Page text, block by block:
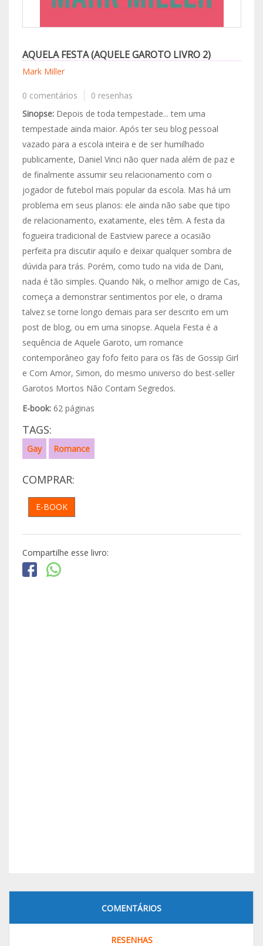
AQUELA FESTA (AQUELE GAROTO LIVRO 2)
Mark Miller
0 comentários
0 resenhas
Sinopse:Depois de toda tempestade... tem uma
tempestade ainda maior. Após ter seu blog pessoal
vazado para a escola inteira e de ser humilhado
publicamente, Daniel Vinci não quer nada além de paz e
de finalmente assumir seu relacionamento com o
jogador de futebol mais popular da escola. Mas há um
problema em seus planos: ele ainda não sabe que tipo
de relacionamento, exatamente, eles têm. A festa da
fogueira tradicional de Eastview parece a ocasião
perfeita pra discutir aquilo e deixar qualquer sombra de
dúvida para trás. Porém, como tudo na vida de Dani,
nada é tão simples. Quando Nik, o melhor amigo de Cas,
começa a demonstrar sentimentos por ele, o drama
talvez se torne longo demais para ser descrito em um
post de blog, ou em uma sinopse. Aquela Festa é a
sequência de Aquele Garoto, um romance
contemporâneo gay fofo feito para os fãs de Gossip Girl
e Com Amor, Simon, do mesmo universo do best-seller
Garotos Mortos Não Contam Segredos.
E-book:62 páginas
TAGS:
Gay Romance
COMPRAR:
E-BOOK
Compartilhe esse livro:
COMENTÁRIOS
RESENHAS